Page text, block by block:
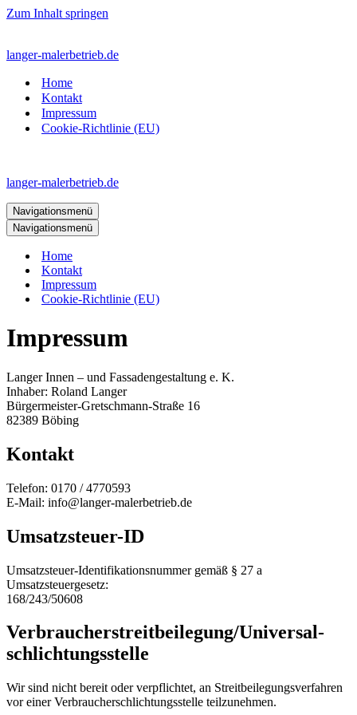
Zum Inhalt springen
langer-malerbetrieb.de
Home
Kontakt
Impressum
Cookie-Richtlinie (EU)
langer-malerbetrieb.de
Navigationsmenü
Navigationsmenü
Home
Kontakt
Impressum
Cookie-Richtlinie (EU)
Impressum
Langer Innen – und Fassadengestaltung e. K.
Inhaber: Roland Langer
Bürgermeister-Gretschmann-Straße 16
82389 Böbing
Kontakt
Telefon: 0170 / 4770593
E-Mail: info@langer-malerbetrieb.de
Umsatzsteuer-ID
Umsatzsteuer-Identifikationsnummer gemäß § 27 a
Umsatzsteuergesetz:
168/243/50608
Verbraucher­streit­beilegung/Universal­
schlichtungs­stelle
Wir sind nicht bereit oder verpflichtet, an Streitbeilegungsverfahren
vor einer Verbraucherschlichtungsstelle teilzunehmen.